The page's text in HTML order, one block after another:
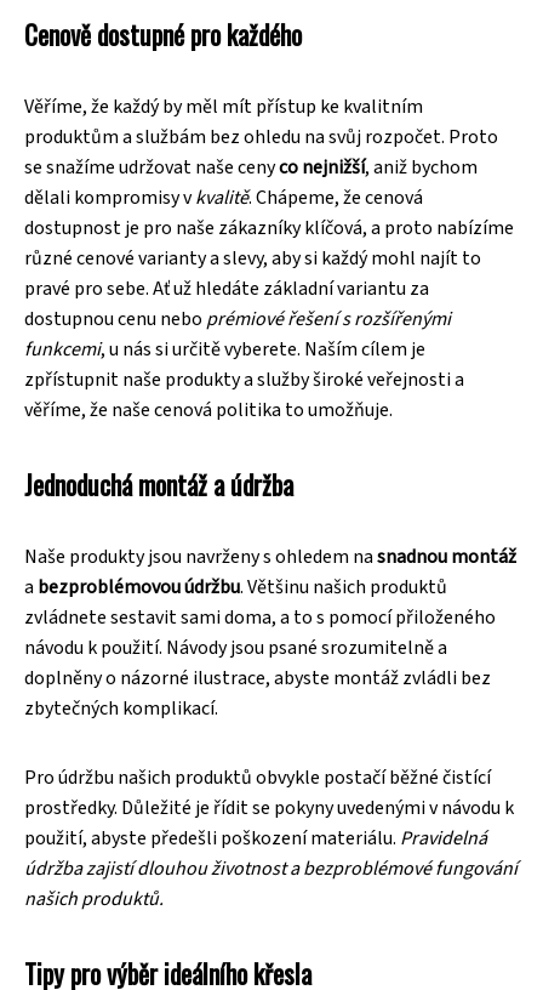
Cenově dostupné pro každého
Věříme, že každý by měl mít přístup ke kvalitním
produktům a službám bez ohledu na svůj rozpočet. Proto
se snažíme udržovat naše cenyco nejnižší, aniž bychom
dělali kompromisy vkvalitě. Chápeme, že cenová
dostupnost je pro naše zákazníky klíčová, a proto nabízíme
různé cenové varianty a slevy, aby si každý mohl najít to
pravé pro sebe. Ať už hledáte základní variantu za
dostupnou cenu nebo prémiové řešení s rozšířenými
funkcemi, u nás si určitě vyberete. Naším cílem je
zpřístupnit naše produkty a služby široké veřejnosti a
věříme, že naše cenová politika to umožňuje.
Jednoduchá montáž a údržba
Naše produkty jsou navrženy s ohledem nasnadnou montáž
a bezproblémovou údržbu. Většinu našich produktů
zvládnete sestavit sami doma, a to s pomocí přiloženého
návodu k použití. Návody jsou psané srozumitelně a
doplněny o názorné ilustrace, abyste montáž zvládli bez
zbytečných komplikací.
Pro údržbu našich produktů obvykle postačí běžné čistící
prostředky. Důležité je řídit se pokyny uvedenými v návodu k
použití, abyste předešli poškození materiálu. Pravidelná
údržba zajistí dlouhou životnost a bezproblémové fungování
našich produktů.
Tipy pro výběr ideálního křesla